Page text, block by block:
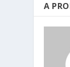
A